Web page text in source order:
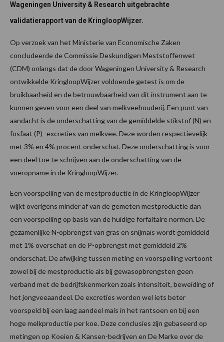
Wageningen University & Research uitgebrachte
validatierapport van de KringloopWijzer.
Op verzoek van het Ministerie van Economische Zaken
concludeerde de Commissie Deskundigen Meststoffenwet
(CDM) onlangs dat de door Wageningen University & Research
ontwikkelde KringloopWijzer voldoende getest is om de
bruikbaarheid en de betrouwbaarheid van dit instrument aan te
kunnen geven voor een deel van melkveehouderij. Een punt van
aandacht is de onderschatting van de gemiddelde stikstof (N) en
fosfaat (P) -excreties van melkvee. Deze worden respectievelijk
met 3% en 4% procent onderschat. Deze onderschatting is voor
een deel toe te schrijven aan de onderschatting van de
voeropname in de KringloopWijzer.
Een voorspelling van de mestproductie in de KringloopWijzer
wijkt overigens minder af van de gemeten mestproductie dan
een voorspelling op basis van de huidige forfaitaire normen. De
gezamenlijke N-opbrengst van gras en snijmaïs wordt gemiddeld
met 1% overschat en de P-opbrengst met gemiddeld 2%
onderschat. De afwijking tussen meting en voorspelling vertoont
zowel bij de mestproductie als bij gewasopbrengsten geen
verband met de bedrijfskenmerken zoals intensiteit, beweiding of
het jongveeaandeel. De excreties worden wel iets beter
voorspeld bij een laag aandeel mais in het rantsoen en bij een
hoge melkproductie per koe. Deze conclusies zijn gebaseerd op
metingen op Koeien & Kansen-bedrijven en De Marke over de